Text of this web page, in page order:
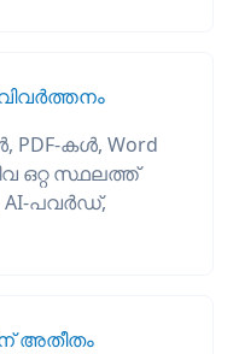
വിവർത്തനം
കൾ, Word
സ്ഥലത്ത്
AI-പവർഡ്,
അതീതം